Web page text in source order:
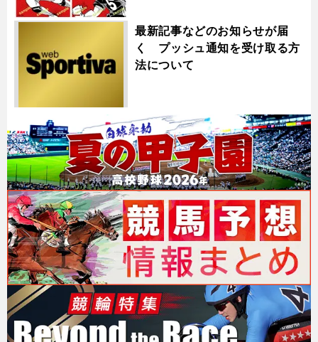
最新記事などのお知らせが届
く プッシュ通知を受け取る方
法について